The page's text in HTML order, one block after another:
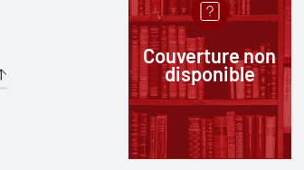
Couverture non
disponible